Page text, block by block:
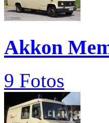
Akkon
9 Fotos